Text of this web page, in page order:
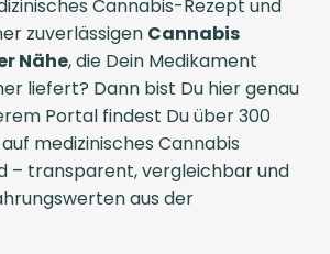
Cannabis-Rezept und
zuverlässigen Cannabis
Nähe, die Dein Medikament
liefert? Dann bist Du hier genau
Portal findest Du über 300
medizinisches Cannabis
– transparent, vergleichbar und
aus der